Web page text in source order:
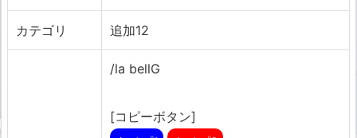
カテゴリ 追加12
/la bellG
[コピーボタン]